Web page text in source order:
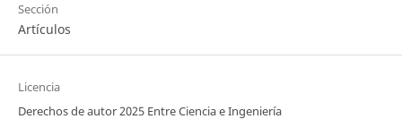
Sección
Artículos
Licencia
Derechos de autor 2025 Entre Ciencia e Ingeniería